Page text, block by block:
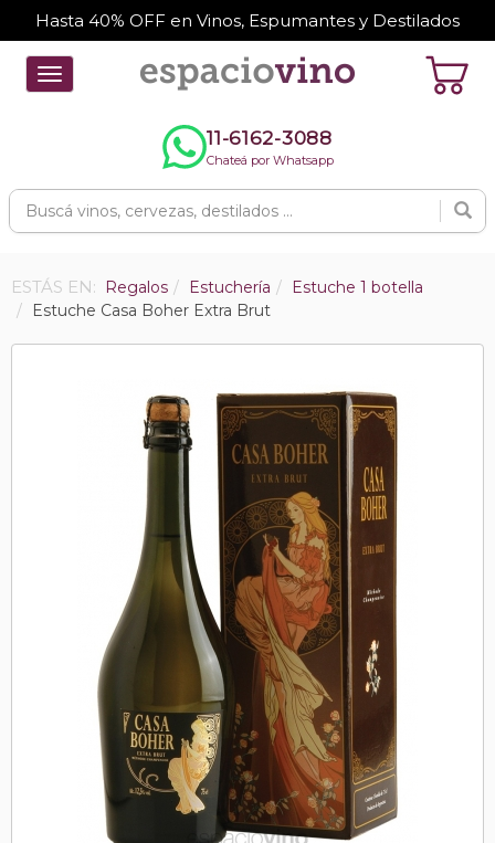
Hasta 40% OFF en Vinos, Espumantes y Destilados
Toggle
navigation
11-6162-3088
Chateá por Whatsapp
ESTÁS EN: Regalos Estuchería
Estuche 1 botella
Estuche Casa Boher Extra Brut